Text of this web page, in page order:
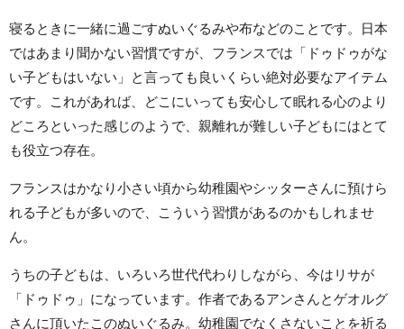
寝るときに一緒に過ごすぬいぐるみや布などのことです。日本
ではあまり聞かない習慣ですが、フランスでは「ドゥドゥがな
い子どもはいない」と言っても良いくらい絶対必要なアイテム
です。これがあれば、どこにいっても安心して眠れる心のより
どころといった感じのようで、親離れが難しい子どもにはとて
も役立つ存在。
フランスはかなり小さい頃から幼稚園やシッターさんに預けら
れる子どもが多いので、こういう習慣があるのかもしれませ
ん。
うちの子どもは、いろいろ世代代わりしながら、今はリサが
「ドゥドゥ」になっています。作者であるアンさんとゲオルグ
さんに頂いたこのぬいぐるみ。幼稚園でなくさないことを祈る